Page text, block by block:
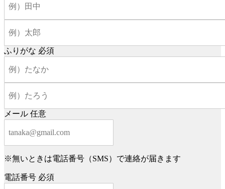
ふりがな 必須
メール 任意
※無いときは電話番号（SMS）で連絡が届きます
電話番号 必須